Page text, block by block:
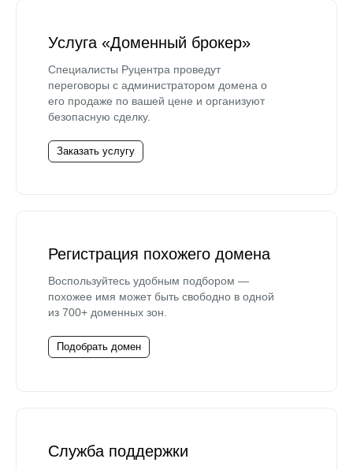
Услуга «Доменный брокер»
Специалисты Руцентра проведут
переговоры с администратором домена о
его продаже по вашей цене и организуют
безопасную сделку.
Заказать услугу
Регистрация похожего домена
Воспользуйтесь удобным подбором —
похожее имя может быть свободно в одной
из 700+ доменных зон.
Подобрать домен
Служба поддержки